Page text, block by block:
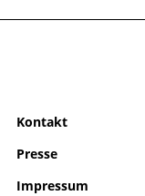
Kontakt
Presse
Impressum